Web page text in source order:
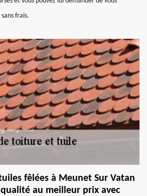
frais.
fêlées à Meunet Sur Vatan
qualité au meilleur prix avec